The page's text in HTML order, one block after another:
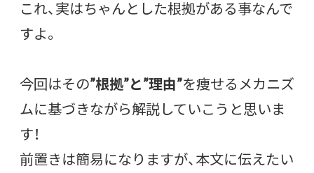
これ、実はちゃんとした根拠がある事なんで
すよ。
今回はその”根拠”と”理由”を痩せるメカニズ
ムに基づきながら解説していこうと思いま
す！
前置きは簡易になりますが、本文に伝えたい